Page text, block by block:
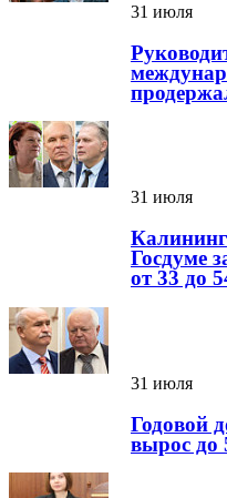
31 июля
31 июля
Госдуме
от 33 до
31 июля
Годовой
вырос до